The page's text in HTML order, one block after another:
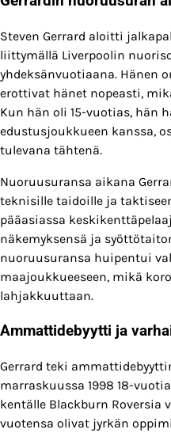
Steven Gerrard aloitti
liittymällä Liverpoolin
yhdeksänvuotiaana. Hänen
erottivat hänet nopeasti,
Kun hän oli 15-vuotias, hän
edustusjoukkueen kanssa,
tulevana tähtenä.
Nuoruusuransa aikana
teknisille taidoille ja
pääasiassa
näkemyksensä ja
nuoruusuransa huipentui
maajoukkueeseen, mikä
lahjakkuuttaan.
Ammattidebyytti ja
Gerrard teki
marraskuussa 1998 18-
kentälle Blackburn Roversia
vuotensa olivat jyrkän